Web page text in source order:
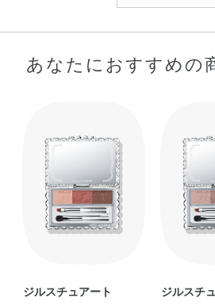
【❤️眉のニュアンスレッ
ドカラー❤️】 …
絶
あなたにおすすめの
ジルスチュアート ジルスチ